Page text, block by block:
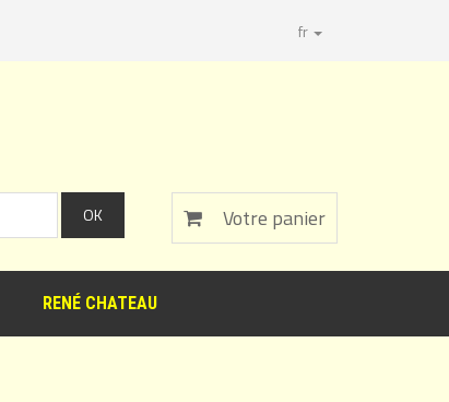
fr
Votre panier
RENÉ CHATEAU